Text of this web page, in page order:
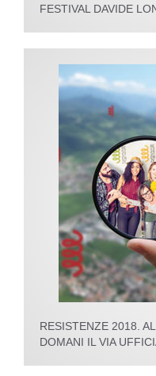
FESTIVAL DAVIDE
RESISTENZE 2018.
DOMANI IL VIA